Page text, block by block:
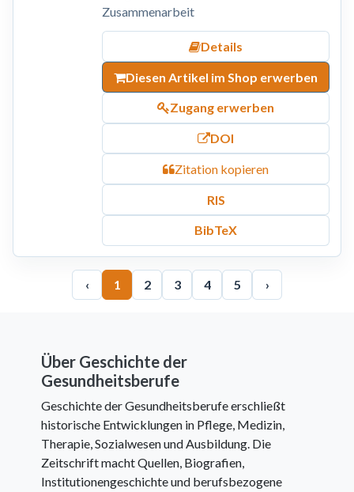
Zusammenarbeit
Details
Diesen Artikel im Shop erwerben
Zugang erwerben
DOI
Zitation kopieren
RIS
BibTeX
‹ 1 2 3 4 5 ›
Über Geschichte der
Gesundheitsberufe
Geschichte der Gesundheitsberufe erschließt
historische Entwicklungen in Pflege, Medizin,
Therapie, Sozialwesen und Ausbildung. Die
Zeitschrift macht Quellen, Biografien,
Institutionengeschichte und berufsbezogene